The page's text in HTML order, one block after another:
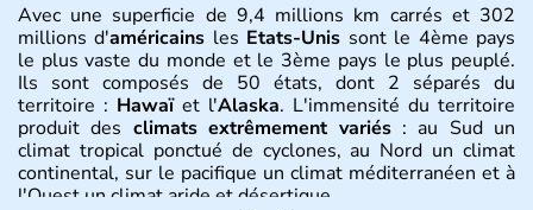
Avec une superficie de 9,4 millions km carrés et 302
millions d'américains les Etats-Unis sont le 4ème pays
le plus vaste du monde et le 3ème pays le plus peuplé.
Ils sont composés de 50 états, dont 2 séparés du
territoire : Hawaïet l'Alaska. L'immensité du territoire
produit des climats extrêmement variés: au Sud un
climat tropical ponctué de cyclones, au Nord un climat
continental, sur le pacifique un climat méditerranéen et à
l'Ouest un climat aride et désertique.